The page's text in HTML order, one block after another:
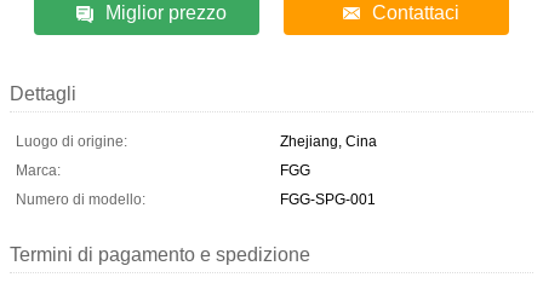
Miglior prezzo Contattaci
Dettagli
Luogo di origine:
Zhejiang, Cina
Marca:
FGG
Numero di modello:
FGG-SPG-001
Termini di pagamento e spedizione